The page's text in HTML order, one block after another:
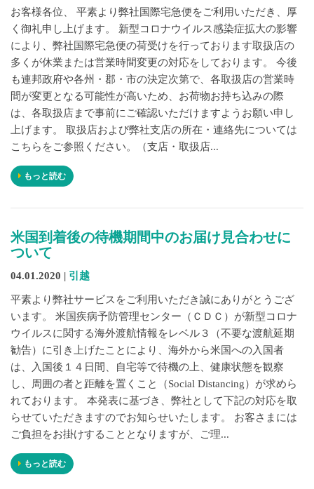
お客様各位、 平素より弊社国際宅急便をご利用いただき、厚
く御礼申し上げます。 新型コロナウイルス感染症拡大の影響
により、弊社国際宅急便の荷受けを行っております取扱店の
多くが休業または営業時間変更の対応をしております。 今後
も連邦政府や各州・郡・市の決定次第で、各取扱店の営業時
間が変更となる可能性が高いため、お荷物お持ち込みの際
は、各取扱店まで事前にご確認いただけますようお願い申し
上げます。 取扱店および弊社支店の所在・連絡先については
こちらをご参照ください。（支店・取扱店...
もっと読む
米国到着後の待機期間中のお届け見合わせに
ついて
04.01.2020 | 引越
平素より弊社サービスをご利用いただき誠にありがとうござ
います。 米国疾病予防管理センター（ＣＤＣ）が新型コロナ
ウイルスに関する海外渡航情報をレベル３（不要な渡航延期
勧告）に引き上げたことにより、海外から米国への入国者
は、入国後１４日間、自宅等で待機の上、健康状態を観察
し、周囲の者と距離を置くこと（Social Distancing）が求めら
れております。 本発表に基づき、弊社として下記の対応を取
らせていただきますのでお知らせいたします。 お客さまには
ご負担をお掛けすることとなりますが、ご理...
もっと読む